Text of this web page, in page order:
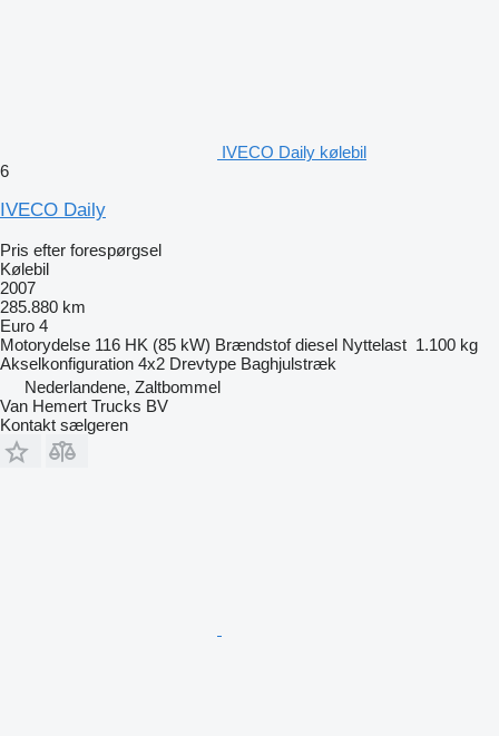
IVECO Daily kølebil
6
IVECO Daily
Pris efter forespørgsel
Kølebil
2007
285.880 km
Euro 4
Motorydelse 116 HK (85 kW) Brændstof diesel Nyttelast 1.100 kg
Akselkonfiguration 4x2 Drevtype Baghjulstræk
Nederlandene, Zaltbommel
Van Hemert Trucks BV
Kontakt sælgeren